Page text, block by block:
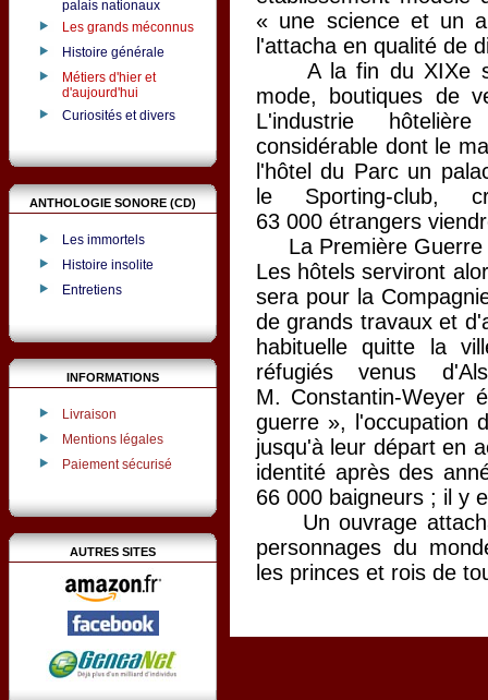
palais nationaux
Les grands méconnus
Histoire générale
Métiers d'hier et
d'aujourd'hui
Curiosités et divers
ANTHOLOGIE SONORE (CD)
Les immortels
Histoire insolite
Entretiens
INFORMATIONS
Livraison
Mentions légales
Paiement sécurisé
AUTRES SITES
« une science et un
l'attacha en qualité de
A la fin du XIXe
mode, boutiques de
L'industrie
considérable dont le
l'hôtel du Parc un
le Sporting-club,
63 000 étrangers
La Première Guerre
Les hôtels serviront
sera pour la
de grands travaux et
habituelle quitte la
réfugiés venus
M. Constantin-Weyer
guerre », l'occupation
jusqu'à leur départ en
identité après des
66 000 baigneurs ; il y
Un ouvrage
personnages du
les princes et rois de